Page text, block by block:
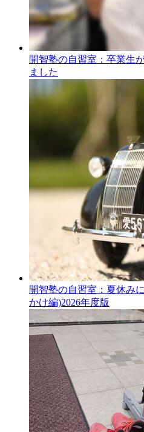
開智塾の自習室：卒業生
ました
開智塾の自習室：夏休み
かけ編)2026年度版